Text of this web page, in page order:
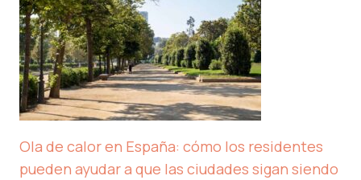
Ola de calor en España: cómo los residentes
pueden ayudar a que las ciudades sigan siendo